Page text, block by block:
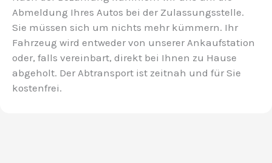
Abmeldung Ihres Autos bei der Zulassungsstelle.
Sie müssen sich um nichts mehr kümmern. Ihr
Fahrzeug wird entweder von unserer Ankaufstation
oder, falls vereinbart, direkt bei Ihnen zu Hause
abgeholt. Der Abtransport ist zeitnah und für Sie
kostenfrei.